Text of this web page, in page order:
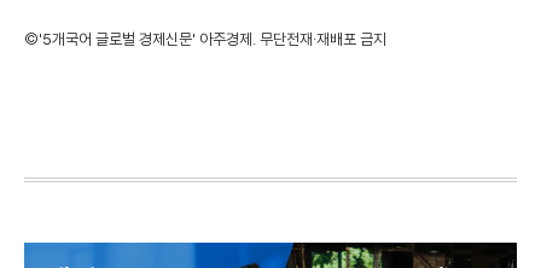
©'5개국어 글로벌 경제신문' 아주경제. 무단전재·재배포 금지